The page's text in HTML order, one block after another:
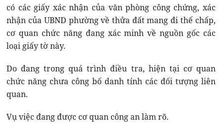
có các giấy xác nhận của văn phòng công chứng, xác
nhận của UBND phường về thửa đất mang đi thế chấp,
cơ quan chức năng đang xác minh về nguồn gốc các
loại giấy tờ này.
Do đang trong quá trình điều tra, hiện tại cơ quan
chức năng chưa công bố danh tính các đối tượng liên
quan.
Vụ việc đang được cơ quan công an làm rõ.